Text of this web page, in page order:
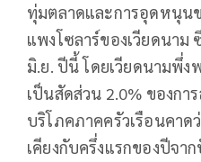
ทุ่มตลาดและการอุดหนุน
แพงโซลาร์ของเวียดนาม
มิ.ย. ปีนี้ โดยเวียดนามพึ่ง
เป็นสัดส่วน 2.0% ของกา
บริโภคภาคครัวเรือนคาด
เคียงกับครึ่งแรกของปีจ